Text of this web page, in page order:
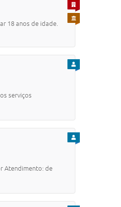
18 anos de idade.
PARA EMPRESA
PARA SERVIDOR
serviços
PARA CIDADÃO
Atendimento: de
PARA CIDADÃO